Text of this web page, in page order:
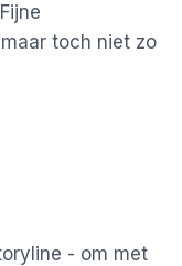
toch niet zo
- om met